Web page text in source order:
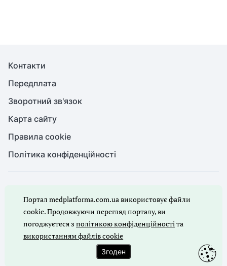
Контакти
Передплата
Зворотний зв'язок
Карта сайту
Правила cookie
Політика конфіденційності
Повне або часткове копіювання будь-яких матеріалів порталу,
цитування, публікація їх анотованих оглядів допускаються лише
з письмового дозволу редакції порталу.
Ми в соцмережах
Портал medplatforma.com.ua використовує файли
cookie. Продовжуючи перегляд порталу, ви
погоджуєтеся зполітикою конфіденційностіта
використанням файлів cookie
Згоден